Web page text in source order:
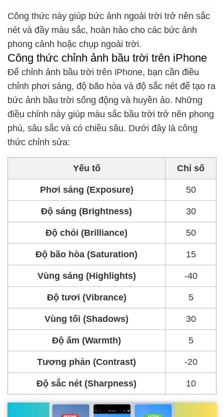
Công thức này giúp bức ảnh ngoài trời trở nên sắc
nét và đầy màu sắc, hoàn hảo cho các bức ảnh
phong cảnh hoặc chụp ngoài trời.
Công thức chỉnh ảnh bầu trời trên iPhone
Để chỉnh ảnh bầu trời trên iPhone, bạn cần điều
chỉnh phơi sáng, độ bão hòa và độ sắc nét để tạo ra
bức ảnh bầu trời sống động và huyền ảo. Những
điều chỉnh này giúp màu sắc bầu trời trở nên phong
phú, sâu sắc và có chiều sâu. Dưới đây là công
thức chỉnh sửa:
Yếu tố Chỉ số
Phơi sáng (Exposure) 50
Độ sáng (Brightness) 30
Độ chói (Brilliance) 50
Độ bão hòa (Saturation) 15
Vùng sáng (Highlights) -40
Độ tươi (Vibrance) 5
Vùng tối (Shadows) 30
Độ ấm (Warmth) 5
Tương phản (Contrast) -20
Độ sắc nét (Sharpness) 10